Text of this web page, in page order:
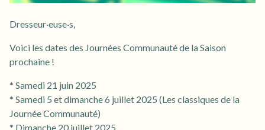
Dresseur·euse·s,
Voici les dates des Journées Communauté de la Saison
prochaine !
* Samedi 21 juin 2025
* Samedi 5 et dimanche 6 juillet 2025 (Les classiques de la
Journée Communauté)
* Dimanche 20 juillet 2025